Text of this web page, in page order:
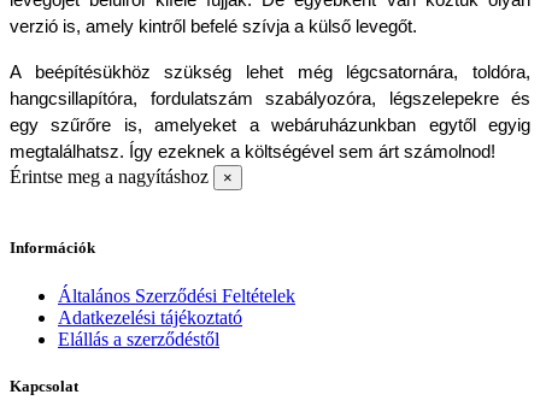
verzió is, amely kintről befelé szívja a külső levegőt.
A beépítésükhöz szükség lehet még légcsatornára, toldóra,
hangcsillapítóra, fordulatszám szabályozóra, légszelepekre és
egy szűrőre is, amelyeket a webáruházunkban egytől egyig
megtalálhatsz. Így ezeknek a költségével sem árt számolnod!
Érintse meg a nagyításhoz ×
Információk
Általános Szerződési Feltételek
Adatkezelési tájékoztató
Elállás a szerződéstől
Kapcsolat